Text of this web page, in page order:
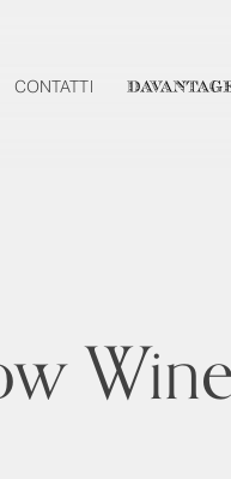
CONTATTI DAVANTAGE
Wine